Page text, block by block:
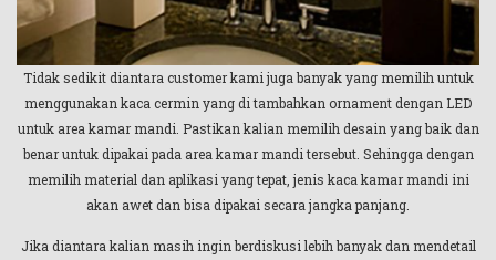
Tidak sedikit diantara customer kami juga banyak yang memilih untuk
menggunakan kaca cermin yang di tambahkan ornament dengan LED
untuk area kamar mandi. Pastikan kalian memilih desain yang baik dan
benar untuk dipakai pada area kamar mandi tersebut. Sehingga dengan
memilih material dan aplikasi yang tepat, jenis kaca kamar mandi ini
akan awet dan bisa dipakai secara jangka panjang.
Jika diantara kalian masih ingin berdiskusi lebih banyak dan mendetail